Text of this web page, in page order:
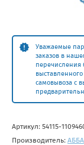
Уважаемые
заказов в
перечисления
самовывоза с
Артикул: 54115-
Производитель: АББА